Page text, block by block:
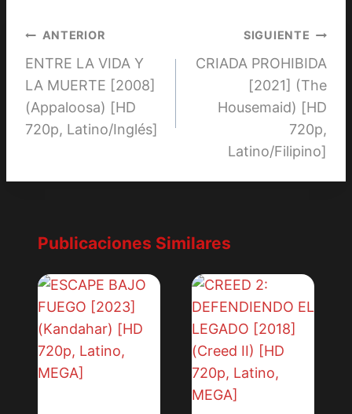
Navegación
de
entradas
ANTERIOR
ENTRE LA VIDA Y
LA MUERTE [2008]
(Appaloosa) [HD
720p, Latino/Inglés]
SIGUIENTE
CRIADA PROHIBIDA
[2021] (The
Housemaid) [HD
720p,
Latino/Filipino]
Publicaciones Similares